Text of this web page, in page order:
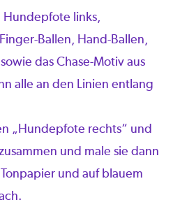
links,
Ballen, Hand-Ballen,
das Chase-Motiv aus
alle an den Linien entlang
„Hundepfote rechts“ und
und male sie dann
und auf blauem